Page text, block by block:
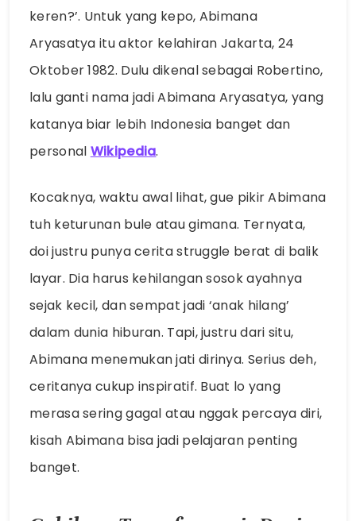
keren?’. Untuk yang kepo, Abimana
Aryasatya itu aktor kelahiran Jakarta, 24
Oktober 1982. Dulu dikenal sebagai Robertino,
lalu ganti nama jadi Abimana Aryasatya, yang
katanya biar lebih Indonesia banget dan
personal Wikipedia.
Kocaknya, waktu awal lihat, gue pikir Abimana
tuh keturunan bule atau gimana. Ternyata,
doi justru punya cerita struggle berat di balik
layar. Dia harus kehilangan sosok ayahnya
sejak kecil, dan sempat jadi ‘anak hilang’
dalam dunia hiburan. Tapi, justru dari situ,
Abimana menemukan jati dirinya. Serius deh,
ceritanya cukup inspiratif. Buat lo yang
merasa sering gagal atau nggak percaya diri,
kisah Abimana bisa jadi pelajaran penting
banget.